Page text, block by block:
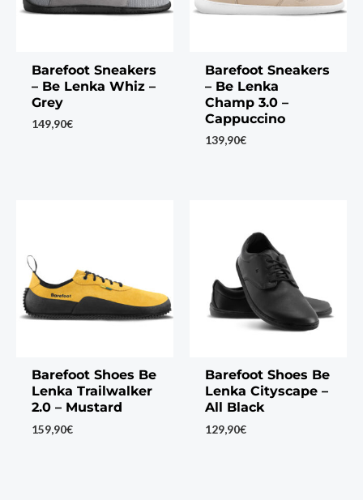
Barefoot Sneakers
– Be Lenka Whiz –
Grey
149,90€
Barefoot Sneakers
– Be Lenka
Champ 3.0 –
Cappuccino
139,90€
Barefoot Shoes Be
Lenka Trailwalker
2.0 – Mustard
159,90€
Barefoot Shoes Be
Lenka Cityscape –
All Black
129,90€